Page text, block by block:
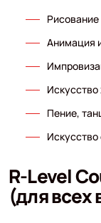
Рисование
Анимация
Пение,
R-Level
(для всех